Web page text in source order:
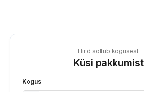
Hind sõltub kogusest
Küsi pakkumist
Kogus